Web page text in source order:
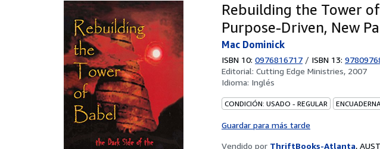
Rebuilding the Tower
Purpose-Driven, New
Mac Dominick
ISBN 10: 0976816717 / ISBN 13:
Editorial: Cutting Edge Ministries, 2007
Idioma: Inglés
CONDICIÓN: USADO - REGULAR
Guardar para más tarde
Vendido por ThriftBooks-Atlanta,